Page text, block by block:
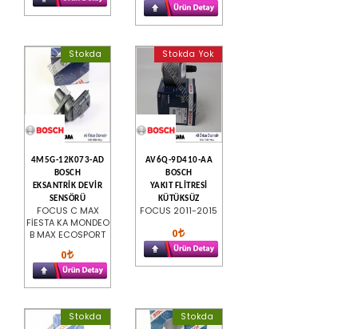
Stokda
4M5G-12K073-AD
BOSCH
EKSANTRİK DEVİR
SENSÖRÜ
FOCUS C MAX
FİESTA KA MONDEO
B MAX ECOSPORT
0
Stokda Yok
AV6Q-9D410-AA
BOSCH
YAKIT FLİTRESİ
KÜTÜKSÜZ
FOCUS 2011-2015
0
Stokda Stokda